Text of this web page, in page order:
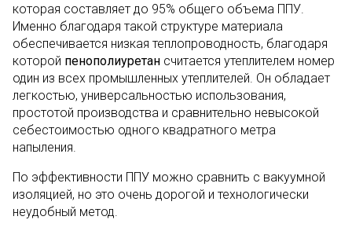
которая составляет до 95% общего объема ППУ.
Именно благодаря такой структуре материала
обеспечивается низкая теплопроводность, благодаря
которой пенополиуретан считается утеплителем номер
один из всех промышленных утеплителей. Он обладает
легкостью, универсальностью использования,
простотой производства и сравнительно невысокой
себестоимостью одного квадратного метра
напыления.
По эффективности ППУ можно сравнить с вакуумной
изоляцией, но это очень дорогой и технологически
неудобный метод.